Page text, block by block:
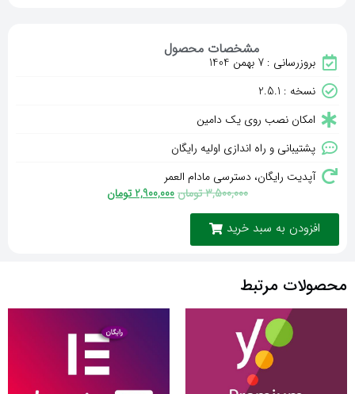
مشخصات محصول
بروزرسانی : 7 بهمن 1404
نسخه : 2.5.1
امکان نصب روی یک دامین
پشتیبانی و راه اندازی اولیه رایگان
آپدیت رایگان، دسترسی مادام العمر
3,500,000تومان2,900,000تومان
افزودن به سبد خرید
محصولات مرتبط